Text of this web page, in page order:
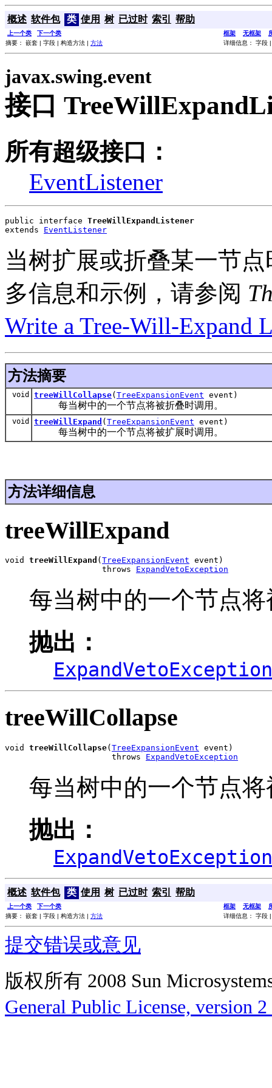
概述 软件包 类 使用 树 已过时 索引 帮助
上一个类 下一个类 框架 无框架
摘要： 嵌套 | 字段 | 构造方法 | 方法 详细信息： 字段
javax.swing.event
接口
所有超级接口：
EventListener
public interface TreeWillExpandListener
extends EventListener
当树扩展或折叠某一节
多信息和示例，请参阅
Write a Tree-Will-Expand
方法摘要
void treeWillCollapse( TreeExpansionEvent event)
每当树中的一个节点将被折叠时调用。
void treeWillExpand ( TreeExpansionEvent event)
每当树中的一个节点将被扩展时调用。
方法详细信息
treeWillExpand
void treeWillExpand ( TreeExpansionEvent event)
                    throws
ExpandVetoException
每当树中的一个节点
抛出：
ExpandVetoException
treeWillCollapse
void treeWillCollapse(TreeExpansionEvent event)
                      throws
ExpandVetoException
每当树中的一个节点
抛出：
ExpandVetoException
概述 软件包 类 使用 树 已过时 索引 帮助
上一个类 下一个类 框架 无框架
摘要： 嵌套 | 字段 | 构造方法 | 方法 详细信息： 字段
提交错误或意见
版权所有 2008 Sun
General Public License, version